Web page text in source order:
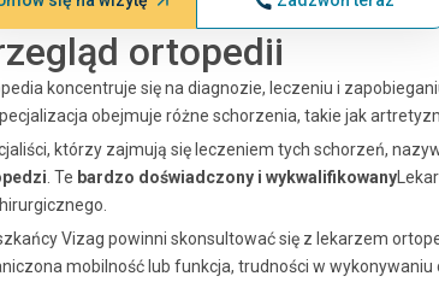
ortopedii
koncentruje się na diagnozie, leczeniu i
obejmuje różne schorzenia, takie jak
którzy zajmują się leczeniem tych schorzeń,
. Te bardzo doświadczony i wykwalifikowany
Vizag powinni skonsultować się z lekarzem
mobilność lub funkcja, trudności w